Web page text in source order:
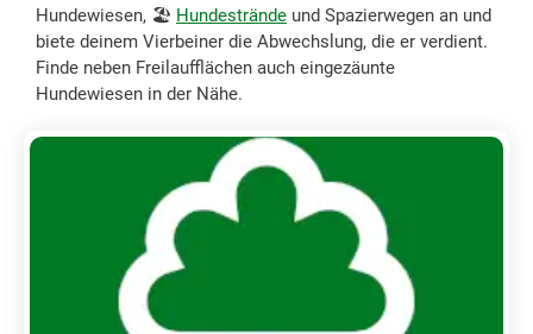
Hundewiesen, 🏖️ Hundestrände und Spazierwegen an und
biete deinem Vierbeiner die Abwechslung, die er verdient.
Finde neben Freilaufflächen auch eingezäunte
Hundewiesen in der Nähe.